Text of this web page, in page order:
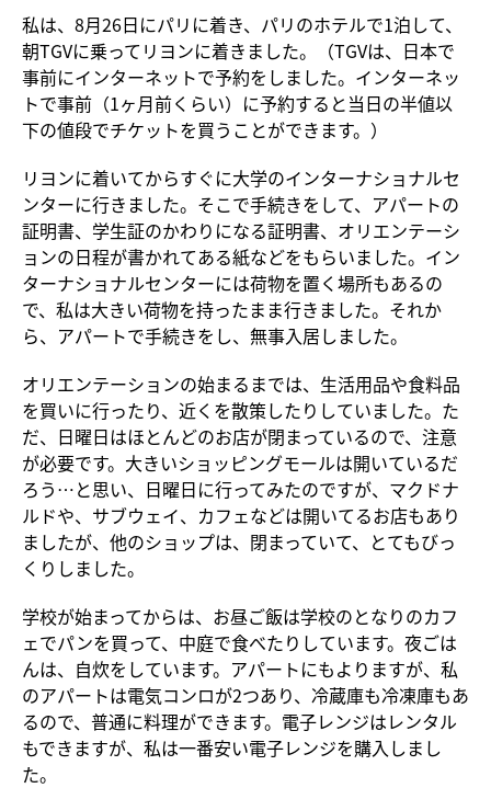
私は、8月26日にパリに着き、パリのホテルで1泊して、
朝TGVに乗ってリヨンに着きました。（TGVは、日本で
事前にインターネットで予約をしました。インターネッ
トで事前（1ヶ月前くらい）に予約すると当日の半値以
下の値段でチケットを買うことができます。）
リヨンに着いてからすぐに大学のインターナショナルセ
ンターに行きました。そこで手続きをして、アパートの
証明書、学生証のかわりになる証明書、オリエンテーシ
ョンの日程が書かれてある紙などをもらいました。イン
ターナショナルセンターには荷物を置く場所もあるの
で、私は大きい荷物を持ったまま行きました。それか
ら、アパートで手続きをし、無事入居しました。
オリエンテーションの始まるまでは、生活用品や食料品
を買いに行ったり、近くを散策したりしていました。た
だ、日曜日はほとんどのお店が閉まっているので、注意
が必要です。大きいショッピングモールは開いているだ
ろう…と思い、日曜日に行ってみたのですが、マクドナ
ルドや、サブウェイ、カフェなどは開いてるお店もあり
ましたが、他のショップは、閉まっていて、とてもびっ
くりしました。
学校が始まってからは、お昼ご飯は学校のとなりのカフ
ェでパンを買って、中庭で食べたりしています。夜ごは
んは、自炊をしています。アパートにもよりますが、私
のアパートは電気コンロが2つあり、冷蔵庫も冷凍庫もあ
るので、普通に料理ができます。電子レンジはレンタル
もできますが、私は一番安い電子レンジを購入しまし
た。